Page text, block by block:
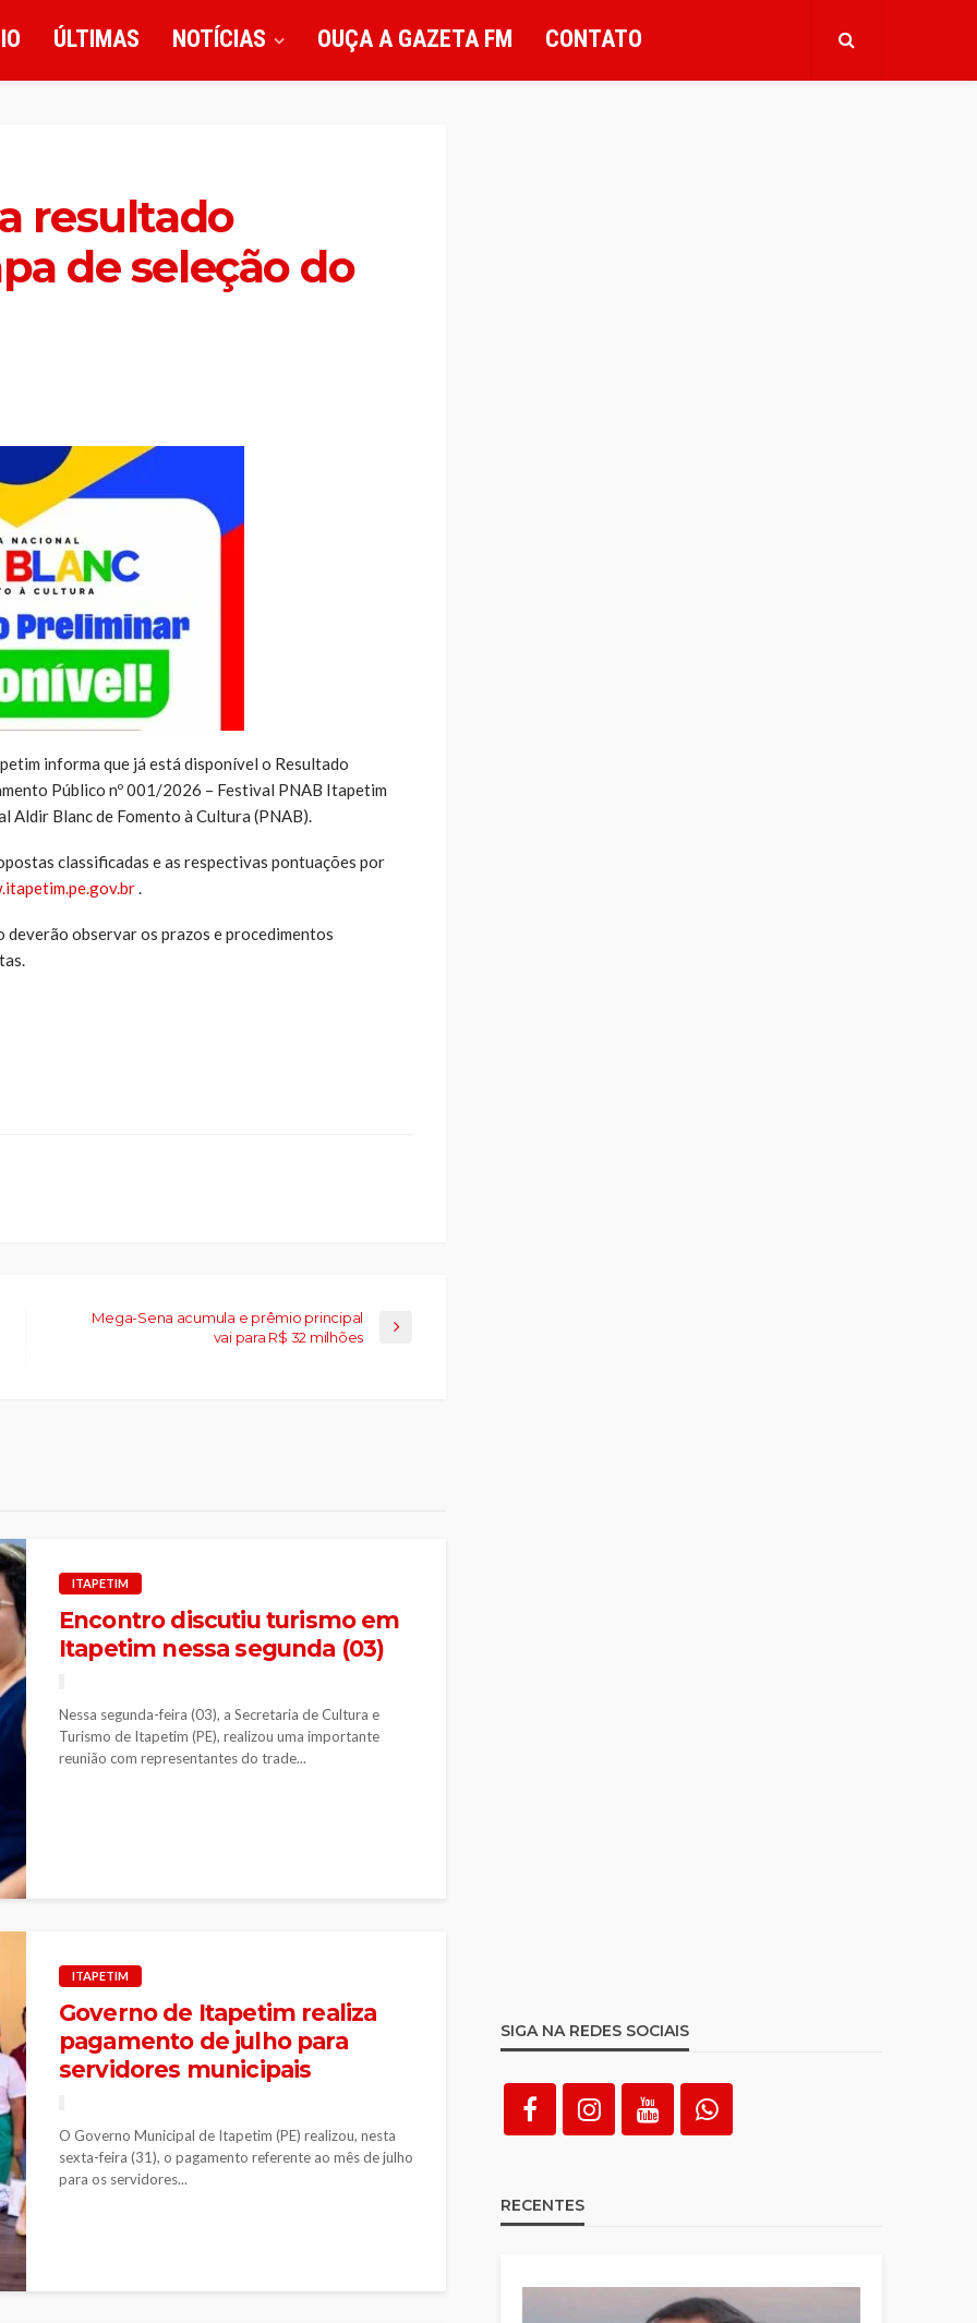
ÚLTIMAS NOTÍCIAS OUÇA A GAZETA FM CONTATO
resultado
de seleção do
informa que já está disponível o Resultado
Público nº 001/2026 – Festival PNAB Itapetim
Aldir Blanc de Fomento à Cultura (PNAB).
classificadas e as respectivas pontuações por
.
observar os prazos e procedimentos
Mega-Sena acumula e prêmio principal
vai para R$ 32 milhões
ITAPETIM
Encontro discutiu turismo em
Itapetim nessa segunda (03)
Nessa segunda-feira (03), a Secretaria de Cultura e
Turismo de Itapetim (PE), realizou uma importante
reunião com representantes do trade...
ITAPETIM
Governo de Itapetim realiza
pagamento de julho para
servidores municipais
O Governo Municipal de Itapetim (PE) realizou, nesta
sexta-feira (31), o pagamento referente ao mês de julho
para os servidores...
SIGA NA REDES SOCIAIS
RECENTES